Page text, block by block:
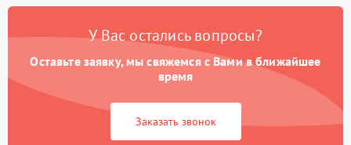
Неисправность системы
перенапряжения
1000 ₽ Подробнее →
Неисправность системы
защиты от замыкания
1000 ₽
У Вас остались вопросы?
Оставьте заявку, мы свяжемся с Вами в ближайшее
время
Заказать звонок